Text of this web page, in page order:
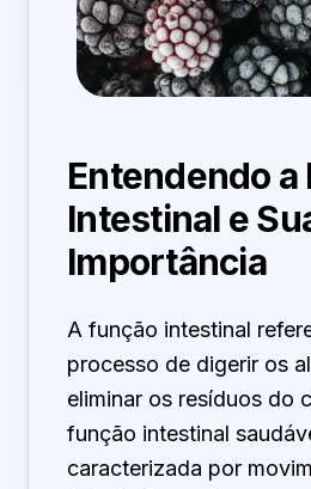
Entendendo a
Intestinal e
Importância
A função intestinal
processo de digerir os
eliminar os resíduos do
função intestinal
caracterizada por